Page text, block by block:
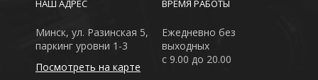
ВРЕМЯ РАБОТЫ
Ежедневно без
выходных
с 9.00 до 20.00
НАШ АДРЕС
Минск, ул. Разинская 5,
паркинг уровни 1-3
Посмотреть на карте